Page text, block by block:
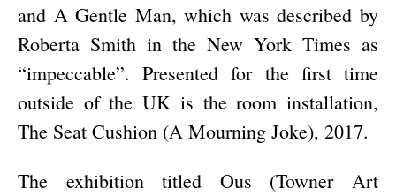
and A Gentle Man, which was described by
Roberta Smith in the New York Times as
“impeccable”. Presented for the first time
outside of the UK is the room installation,
The Seat Cushion (A Mourning Joke), 2017.
The exhibition titled Ous (Towner Art